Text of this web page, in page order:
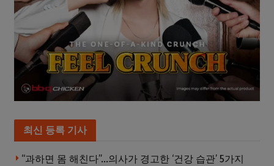
최신 등록 기사
“과하면 몸 해친다”…의사가 경고한 ‘건강 습관’ 5가지